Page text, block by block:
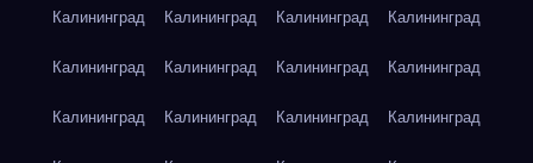
Калининград Калининград Калининград Калининград
Калининград Калининград Калининград Калининград
Калининград Калининград Калининград Калининград